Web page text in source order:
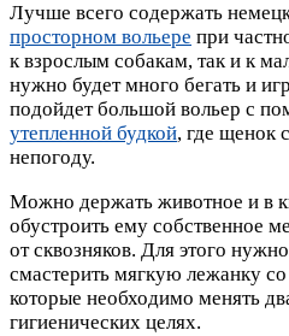
Лучше всего содержать
просторном вольере при
к взрослым собакам, так и к
нужно будет много бегать и
подойдет большой вольер с
утепленной будкой, где щенок
непогоду.
Можно держать животное и в
обустроить ему собственное
от сквозняков. Для этого
смастерить мягкую лежанку
которые необходимо менять
гигиенических целях.